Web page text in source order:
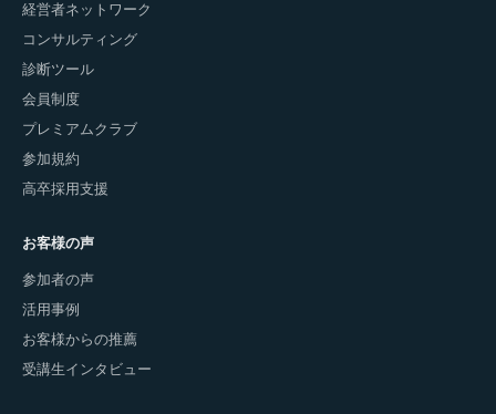
経営者ネットワーク
コンサルティング
診断ツール
会員制度
プレミアムクラブ
参加規約
高卒採用支援
お客様の声
参加者の声
活用事例
お客様からの推薦
受講生インタビュー